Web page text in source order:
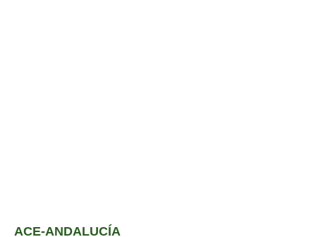
ACE-ANDALUCÍA